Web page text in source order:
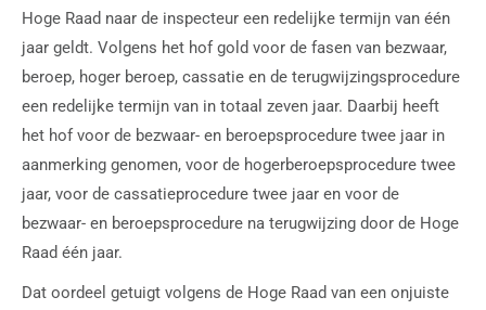
Hoge Raad naar de inspecteur een redelijke termijn van één
jaar geldt. Volgens het hof gold voor de fasen van bezwaar,
beroep, hoger beroep, cassatie en de terugwijzingsprocedure
een redelijke termijn van in totaal zeven jaar. Daarbij heeft
het hof voor de bezwaar- en beroepsprocedure twee jaar in
aanmerking genomen, voor de hogerberoepsprocedure twee
jaar, voor de cassatieprocedure twee jaar en voor de
bezwaar- en beroepsprocedure na terugwijzing door de Hoge
Raad één jaar.
Dat oordeel getuigt volgens de Hoge Raad van een onjuiste